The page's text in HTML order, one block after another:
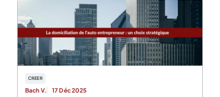
CREER
Bach V. 17 Déc 2025